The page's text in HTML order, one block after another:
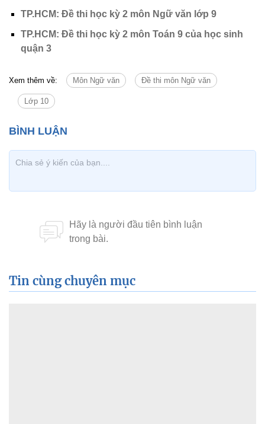
TP.HCM: Đề thi học kỳ 2 môn Ngữ văn lớp 9
TP.HCM: Đề thi học kỳ 2 môn Toán 9 của học sinh
quận 3
Xem thêm về: Môn Ngữ văn Đề thi môn Ngữ văn
Lớp 10
Tin cùng chuyên mục